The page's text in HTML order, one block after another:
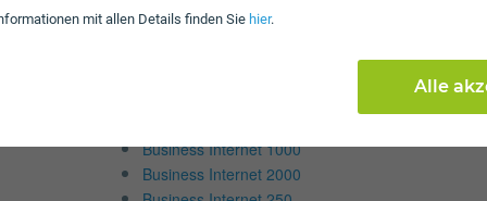
mit allen Details finden Sie hier.
Alle
Business Internet 1000
Business Internet 2000